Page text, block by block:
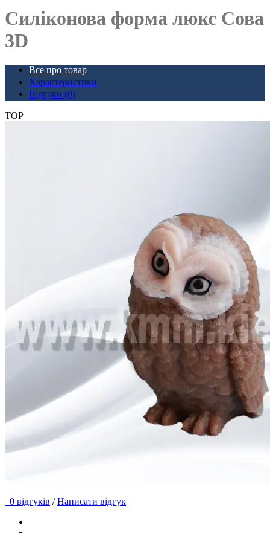
Силіконова форма люкс Сова
3D
Все про товар
Характеристики
Відгуки (0)
TOP
0 відгуків / Написати відгук